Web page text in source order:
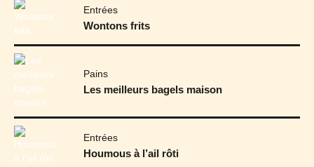
Entrées
Wontons frits
Pains
Les meilleurs bagels maison
Entrées
Houmous à l’ail rôti